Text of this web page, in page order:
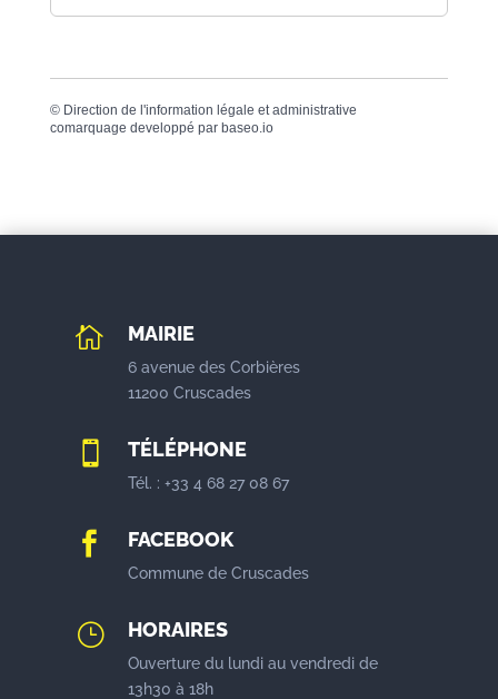
© Direction de l'information légale et administrative
comarquage developpé par baseo.io
 MAIRIE
6 avenue des Corbières
11200 Cruscades
 TÉLÉPHONE
Tél. : +33 4 68 27 08 67
 FACEBOOK
Commune de Cruscades
} HORAIRES
Ouverture du lundi au vendredi de
13h30 à 18h